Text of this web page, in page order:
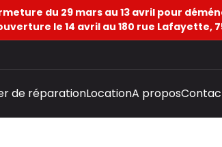
du 29 mars au 13 avril pour
le 14 avril au 180 rue Lafayette,
de réparationLocationA propos